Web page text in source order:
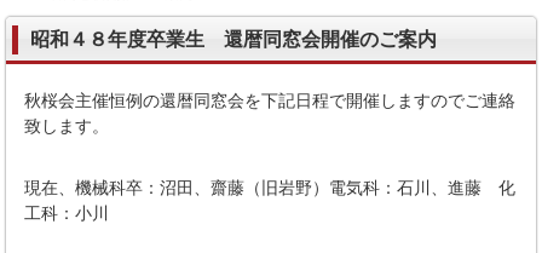
昭和４８年度卒業生 還暦同窓会開催のご案内
秋桜会主催恒例の還暦同窓会を下記日程で開催しますのでご連絡
致します。
現在、機械科卒：沼田、齋藤（旧岩野）電気科：石川、進藤 化
工科：小川